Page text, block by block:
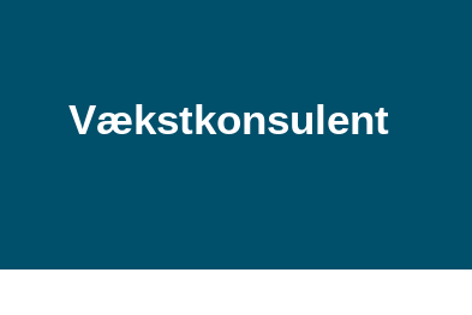
Vækstkonsulent